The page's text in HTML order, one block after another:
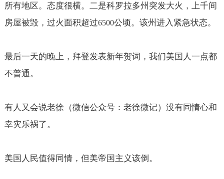
所有地区。态度很横。二是科罗拉多州突发大火，上千间
房屋被毁，过火面积超过6500公顷。该州进入紧急状态。
最后一天的晚上，拜登发表新年贺词，我们美国人一点都
不普通。
有人又会说老徐（微信公众号：老徐微记）没有同情心和
幸灾乐祸了。
美国人民值得同情，但美帝国主义该倒。